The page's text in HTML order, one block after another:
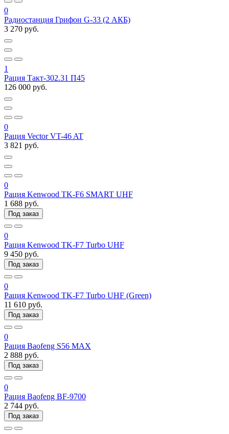
0
Радиостанция Грифон G-33 (2 АКБ)
3 270 руб.
1
Рация Такт-302.31 П45
126 000 руб.
0
Рация Vector VT-46 AT
3 821 руб.
0
Рация Kenwood TK-F6 SMART UHF
1 688 руб.
Под заказ
0
Рация Kenwood TK-F7 Turbo UHF
9 450 руб.
Под заказ
0
Рация Kenwood TK-F7 Turbo UHF (Green)
11 610 руб.
Под заказ
0
Рация Baofeng S56 MAX
2 888 руб.
Под заказ
0
Рация Baofeng BF-9700
2 744 руб.
Под заказ